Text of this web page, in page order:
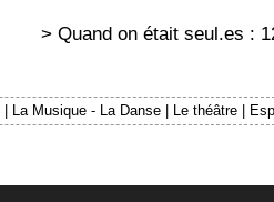
> Quand on était seul.es :
La Musique - La Danse Le théâtre